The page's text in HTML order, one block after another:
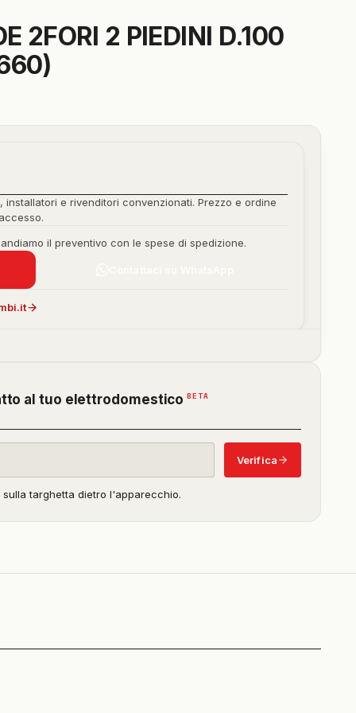
2FORI 2 PIEDINI D.100
installatori e rivenditori convenzionati. Prezzo e ordine
il preventivo con le spese di spedizione.
al tuo elettrodomestico BETA
beta)
Verifica
targhetta dietro l'apparecchio.